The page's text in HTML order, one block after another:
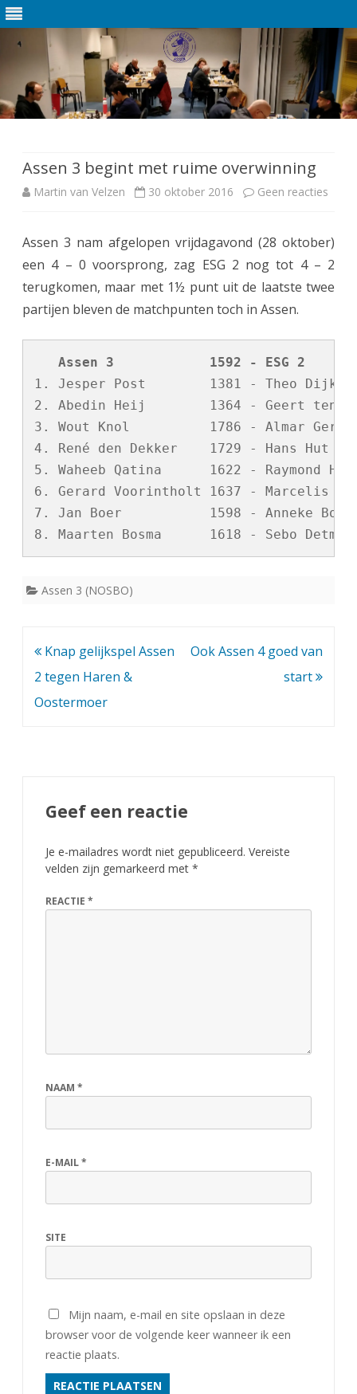
de
inhoud
Assen 3 begint met ruime overwinning
Martin van Velzen 30 oktober 2016 Geen reacties
A
3
b
g
t
Assen 3 nam afgelopen vrijdagavond (28 oktober)
een 4 – 0 voorsprong, zag ESG 2 nog tot 4 – 2
terugkomen, maar met 1½ punt uit de laatste twee
partijen bleven de matchpunten toch in Assen.
Assen 3            1592 - ESG 2
1. Jesper Post        1381 - Theo
2. Abedin Heij        1364 - Geert ten
3. Wout Knol          1786 - Almar
4. René den Dekker    1729 - Hans
5. Waheeb Qatina      1622 - Raymond
6. Gerard Voorintholt 1637 - Marcelis
7. Jan Boer           1598 - Anneke
Assen 3 (NOSBO)
Bericht
navigatie
Knap gelijkspel Assen
2 tegen Haren &
Oostermoer
Ook Assen 4 goed van
start
Geef een reactie
Je e-mailadres wordt niet gepubliceerd. Vereiste
velden zijn gemarkeerd met *
REACTIE *
NAAM *
E-MAIL*
SITE
Mijn naam, e-mail en site opslaan in deze
browser voor de volgende keer wanneer ik een
reactie plaats.